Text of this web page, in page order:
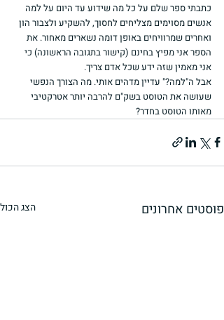
כתבתי ספר שלם על כל מה שידוע עד היום על למה
אנשים מסוימים מצליחים לחסוך, להשקיע ולצבור הון
ואחרים שמרוויחים באופן דומה נשארים מאחור. את
הספר אני מפיץ בחינם (קישור בתגובה הראשונה) כי
אני מאמין שזה ידע שכל אדם צריך.
אבל ה"למה?" עדיין מדהים אותי. מה הצורך הנפשי
שעושה את הטוסט בשק"ם להרבה יותר אטרקטיבי
מאותו הטוסט בחדר?
פוסטים אחרונים הצג הכול